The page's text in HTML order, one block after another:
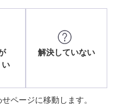
い
解決していない
ページに移動します。